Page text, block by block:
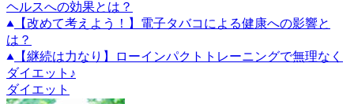
ヘルスへの効果とは？
【改めて考えよう！】電子タバコによる健康への影響と
は？
【継続は力なり】ローインパクトトレーニングで無理なく
ダイエット♪
ダイエット